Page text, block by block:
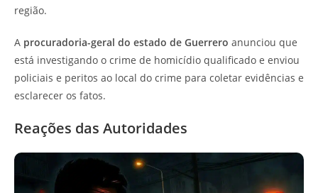
região.
A procuradoria-geral do estado de Guerrero anunciou que
está investigando o crime de homicídio qualificado e enviou
policiais e peritos ao local do crime para coletar evidências e
esclarecer os fatos.
Reações das Autoridades